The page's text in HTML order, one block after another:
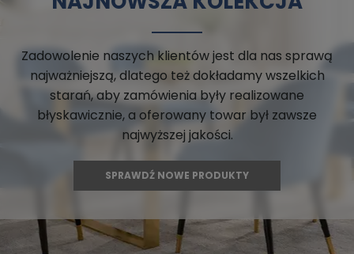
Zadowolenie naszych klientów jest dla nas sprawą
najważniejszą, dlatego też dokładamy wszelkich
starań, aby zamówienia były realizowane
błyskawicznie, a oferowany towar był zawsze
najwyższej jakości.
SPRAWDŹ NOWE PRODUKTY